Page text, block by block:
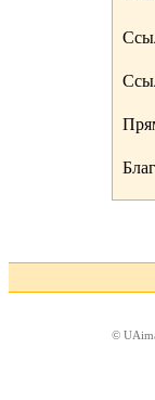
©